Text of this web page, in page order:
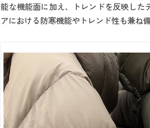
能な機能面に加え、トレンドを反映した
アにおける防寒機能やトレンド性も兼ね備